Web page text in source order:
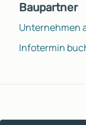
Baupartner
Unternehmen
Infotermin